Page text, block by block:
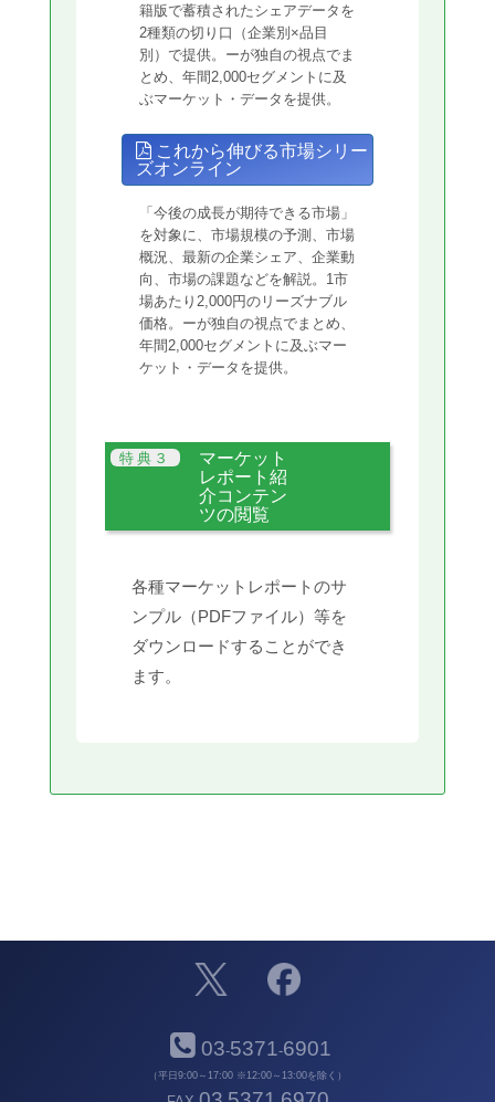
籍版で蓄積されたシェアデータを
2種類の切り口（企業別×品目
別）で提供。ーが独自の視点でま
とめ、年間2,000セグメントに及
ぶマーケット・データを提供。
これから伸びる市場シリー
ズオンライン
「今後の成長が期待できる市場」
を対象に、市場規模の予測、市場
概況、最新の企業シェア、企業動
向、市場の課題などを解説。1市
場あたり2,000円のリーズナブル
価格。ーが独自の視点でまとめ、
年間2,000セグメントに及ぶマー
ケット・データを提供。
マーケット
レポート紹
介コンテン
ツの閲覧
各種マーケットレポートのサ
ンプル（PDFファイル）等を
ダウンロードすることができ
ます。
03-5371-6901
（平日9:00～17:00 ※12:00～13:00を除く）